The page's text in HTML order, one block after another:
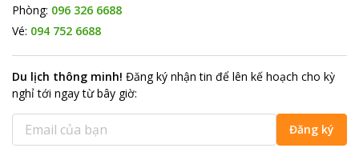
Phòng: 096 326 6688
Vé: 094 752 6688
Du lịch thông minh! Đăng ký nhận tin để lên kế hoạch cho kỳ
nghỉ tới ngay từ bây giờ:
Đăng ký